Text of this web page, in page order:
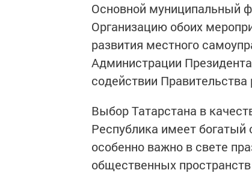
Основной муниципальный
Организацию обоих
развития местного
Администрации
содействии Правительства
Выбор Татарстана в
Республика имеет
особенно важно в свете
общественных